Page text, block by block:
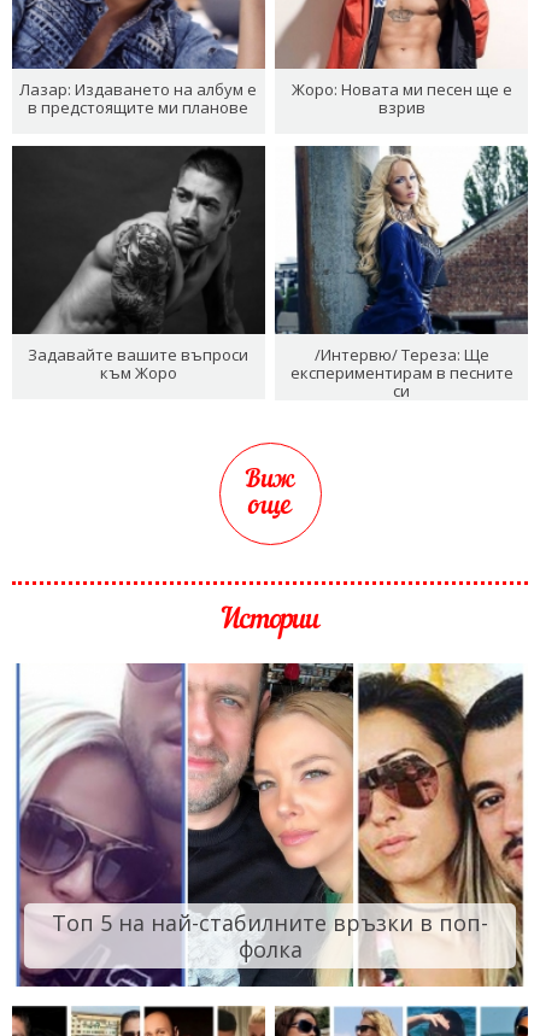
Лазар: Издаването на албум е
в предстоящите ми планове
Жоро: Новата ми песен ще е
взрив
Задавайте вашите въпроси
към Жоро
/Интервю/ Тереза: Ще
експериментирам в песните
си
Виж
още
Истории
Топ 5 на най-стабилните връзки в поп-
фолка